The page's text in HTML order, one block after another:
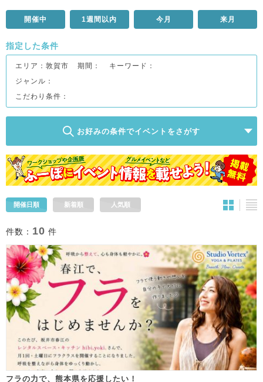
開催中 1週間以内 今月 来月
指定した条件
エリア： 敦賀市 期間：
キーワード：
ジャンル：
こだわり条件：
お好みの条件でイベントをさがす
開催日順 新着順 人気順
件数： 10 件
フラの力で、熊本県を応援したい！